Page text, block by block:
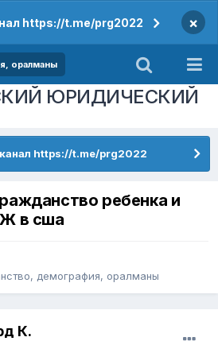
https://t.me/prg2022 ×
оралманы
ЮРИДИЧЕСКИЙ
https://t.me/prg2022
ребенка и
в сша
демография, оралманы
К.